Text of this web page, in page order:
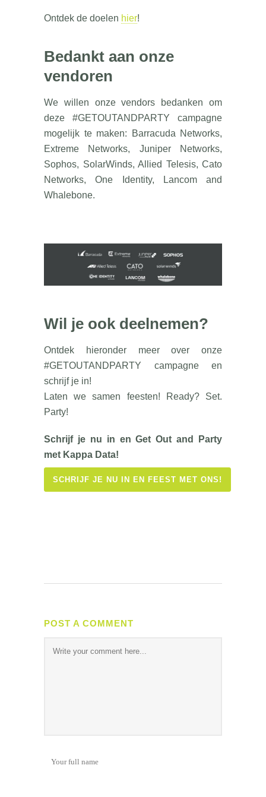
Ontdek de doelen hier!
Bedankt aan onze
vendoren
We willen onze vendors bedanken om
deze #GETOUTANDPARTY campagne
mogelijk te maken: Barracuda Networks,
Extreme Networks, Juniper Networks,
Sophos, SolarWinds, Allied Telesis, Cato
Networks, One Identity, Lancom and
Whalebone.
Wil je ook deelnemen?
Ontdek hieronder meer over onze
#GETOUTANDPARTY campagne en
schrijf je in!
Laten we samen feesten! Ready? Set.
Party!
Schrijf je nu in en Get Out and Party
met Kappa Data!
SCHRIJF JE NU IN EN FEEST MET ONS!
POST A COMMENT